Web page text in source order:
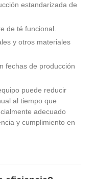
estandarizada de
de té funcional.
y otros materiales
fechas de producción
puede reducir
al tiempo que
adecuado
y cumplimiento en